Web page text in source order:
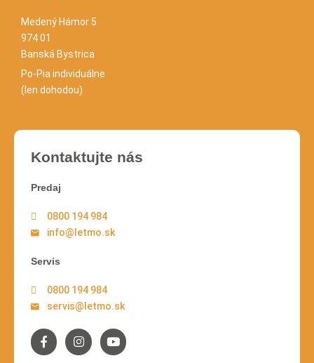
Medený Hámor 5
974 01
Banská Bystrica
Po-Pia individuálne
(len dohodou)
Kontaktujte nás
Predaj
0800 194 984
info@letmo.sk
Servis
0800 194 984
servis@letmo.sk